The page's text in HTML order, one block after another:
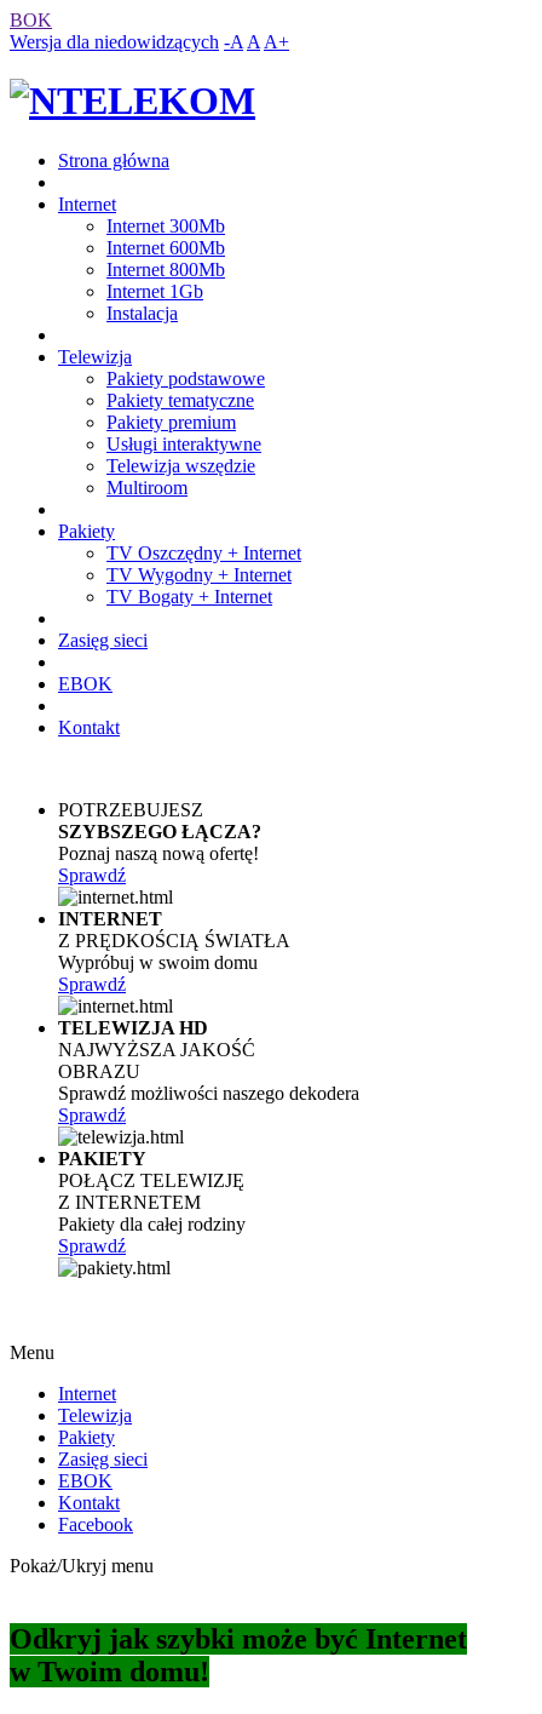
BOK
Wersja dla niedowidzących -A A A+
Strona główna
Internet
Internet 300Mb
Internet 600Mb
Internet 800Mb
Internet 1Gb
Instalacja
Telewizja
Pakiety podstawowe
Pakiety tematyczne
Pakiety premium
Usługi interaktywne
Telewizja wszędzie
Multiroom
Pakiety
TV Oszczędny + Internet
TV Wygodny + Internet
TV Bogaty + Internet
Zasięg sieci
EBOK
Kontakt
POTRZEBUJESZ
SZYBSZEGO ŁĄCZA?
Poznaj naszą nową ofertę!
Sprawdź
INTERNET
Z PRĘDKOŚCIĄ ŚWIATŁA
Wypróbuj w swoim domu
Sprawdź
TELEWIZJA HD
NAJWYŻSZA JAKOŚĆ
OBRAZU
Sprawdź możliwości naszego dekodera
Sprawdź
PAKIETY
POŁĄCZ TELEWIZJĘ
Z INTERNETEM
Pakiety dla całej rodziny
Sprawdź
Menu
Internet
Telewizja
Pakiety
Zasięg sieci
EBOK
Kontakt
Facebook
Pokaż/Ukryj menu
Odkryj jak szybki może być Internet
w Twoim domu!